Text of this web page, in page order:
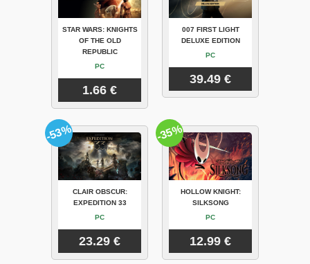
STAR WARS: KNIGHTS
OF THE OLD
REPUBLIC
PC
1.66 €
007 FIRST LIGHT
DELUXE EDITION
PC
39.49 €
CLAIR OBSCUR:
EXPEDITION 33
PC
23.29 €
-53%
HOLLOW KNIGHT:
SILKSONG
PC
12.99 €
-35%